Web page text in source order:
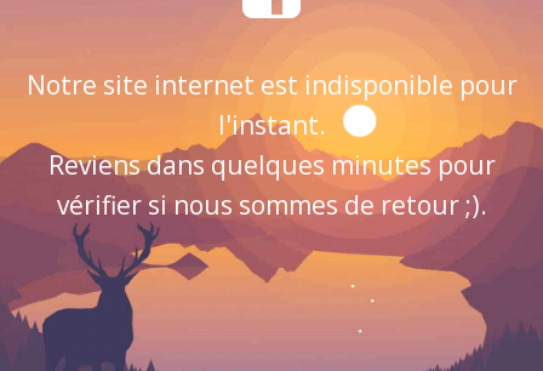
Notre site internet est indisponible pour
l'instant.
Reviens dans quelques minutes pour
vérifier si nous sommes de retour ;).